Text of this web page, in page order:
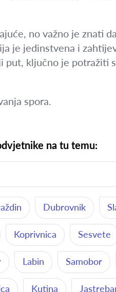
no važno je znati
je jedinstvena i
ključno je potražiti
spora.
na tu temu:
Dubrovnik
Koprivnica Sesvete
Labin Samobor
Kutina